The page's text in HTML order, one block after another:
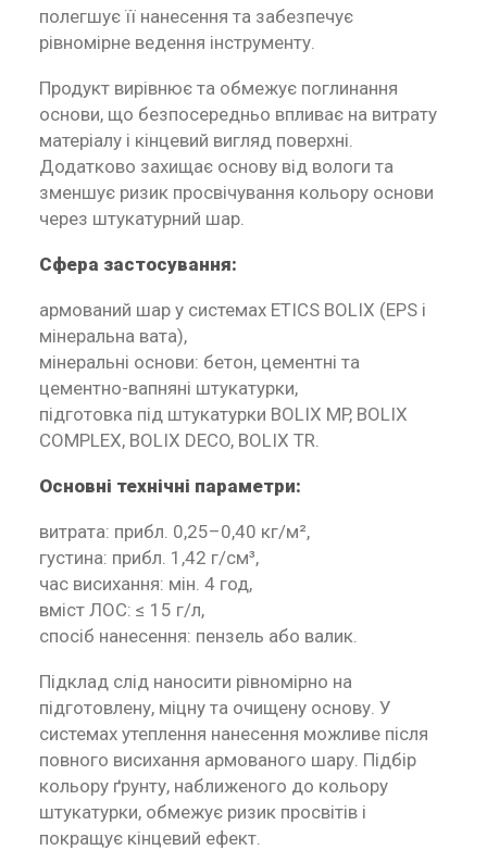
полегшує її нанесення та забезпечує
рівномірне ведення інструменту.
Продукт вирівнює та обмежує поглинання
основи, що безпосередньо впливає на витрату
матеріалу і кінцевий вигляд поверхні.
Додатково захищає основу від вологи та
зменшує ризик просвічування кольору основи
через штукатурний шар.
Сфера застосування:
армований шар у системах ETICS BOLIX (EPS і
мінеральна вата),
мінеральні основи: бетон, цементні та
цементно-вапняні штукатурки,
підготовка під штукатурки BOLIX MP, BOLIX
COMPLEX, BOLIX DECO, BOLIX TR.
Основні технічні параметри:
витрата: прибл. 0,25–0,40 кг/м²,
густина: прибл. 1,42 г/см³,
час висихання: мін. 4 год,
вміст ЛОС: ≤ 15 г/л,
спосіб нанесення: пензель або валик.
Підклад слід наносити рівномірно на
підготовлену, міцну та очищену основу. У
системах утеплення нанесення можливе після
повного висихання армованого шару. Підбір
кольору ґрунту, наближеного до кольору
штукатурки, обмежує ризик просвітів і
покращує кінцевий ефект.